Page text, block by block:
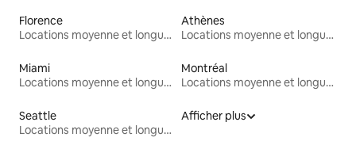
Florence
Locations moyenne et longue durée
Athènes
Locations moyenne et longue durée
Miami
Locations moyenne et longue durée
Montréal
Locations moyenne et longue durée
Seattle
Locations moyenne et longue durée
Afficher plus